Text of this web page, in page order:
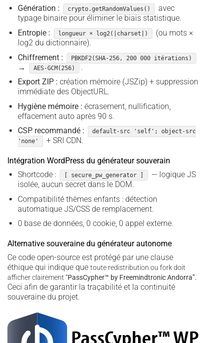
Génération :
crypto.getRandomValues()
avec
typage binaire pour éliminer le biais statistique.
Entropie :
longueur × log2(|charset|)
(ou mots ×
log2 du dictionnaire).
Chiffrement :
PBKDF2(SHA-256, 200 000 itérations)
→ AES-GCM(256)
.
Export ZIP : création mémoire (JSZip) + suppression
immédiate des ObjectURL.
Hygiène mémoire : écrasement, nullification,
effacement auto après 90 s.
CSP recommandé :
default-src 'self'; object-src
'none'
+ SRI CDN.
Intégration WordPress du générateur souverain
Shortcode :
[ secure_pw_generator ]
— logique JS
isolée, aucun secret dans le DOM.
Compatibilité thèmes enfants : détection
automatique JS/CSS de remplacement.
0 base de données, 0 cookie, 0 appel externe.
Alternative souveraine du générateur autonome
Ce code open-source est protégé par une clause
éthique qui indique que toute redistribution ou fork doit
afficher clairement “PassCypher­™ by Freemindtronic Andorra”.
Ceci afin de garantir la traçabilité et la continuité
souveraine du projet.